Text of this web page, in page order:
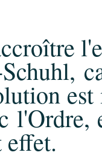
l'Ordre,
effet.